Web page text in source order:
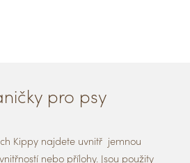
pro psy
Kippy najdete uvnitř jemnou
nebo přílohy. Jsou použity